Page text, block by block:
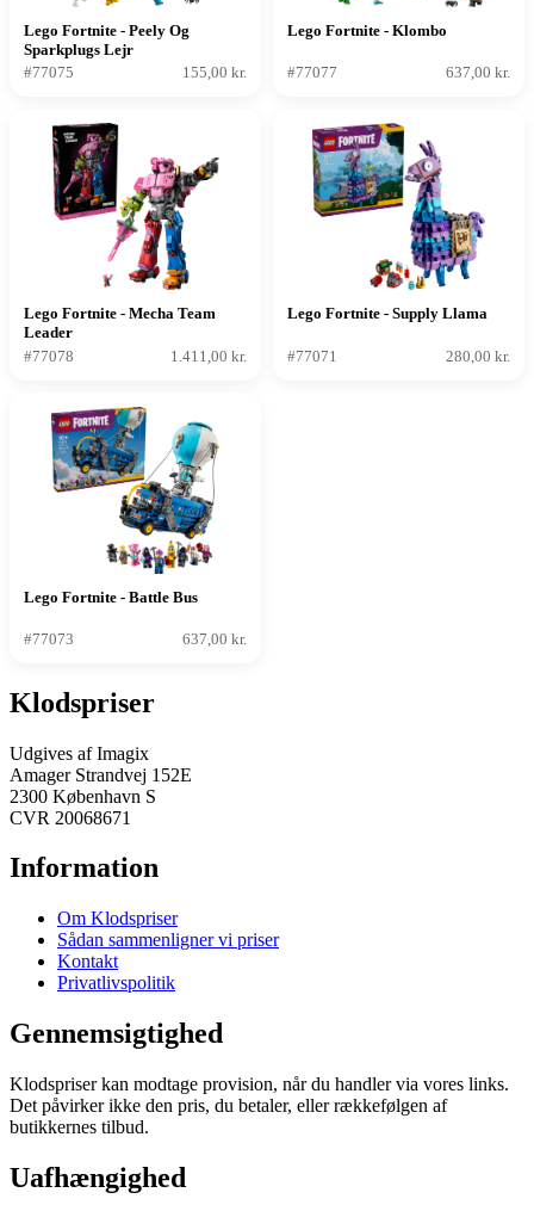
Lego Fortnite - Peely Og
Sparkplugs Lejr
#77075
155,00 kr.
Lego Fortnite - Klombo
#77077 637,00 kr.
Lego Fortnite - Mecha Team
Leader
#77078
1.411,00 kr.
Lego Fortnite - Supply Llama
#77071 280,00 kr.
Lego Fortnite - Battle Bus
#77073 637,00 kr.
Klodspriser
Udgives af Imagix
Amager Strandvej 152E
2300 København S
CVR 20068671
Information
Om Klodspriser
Sådan sammenligner vi priser
Kontakt
Privatlivspolitik
Gennemsigtighed
Klodspriser kan modtage provision, når du handler via vores links.
Det påvirker ikke den pris, du betaler, eller rækkefølgen af
butikkernes tilbud.
Uafhængighed